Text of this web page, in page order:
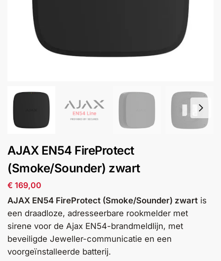
Alarm
met
installatie
Inbraakbeveiliging
Merken
Outlet SALE
Help &
AJAX EN54 FireProtect
(Smoke/Sounder) zwart
€ 169,00
AJAX EN54 FireProtect (Smoke/Sounder) zwart is
een draadloze, adresseerbare rookmelder met
sirene voor de Ajax EN54-brandmeldlijn, met
beveiligde Jeweller-communicatie en een
voorgeïnstalleerde batterij.